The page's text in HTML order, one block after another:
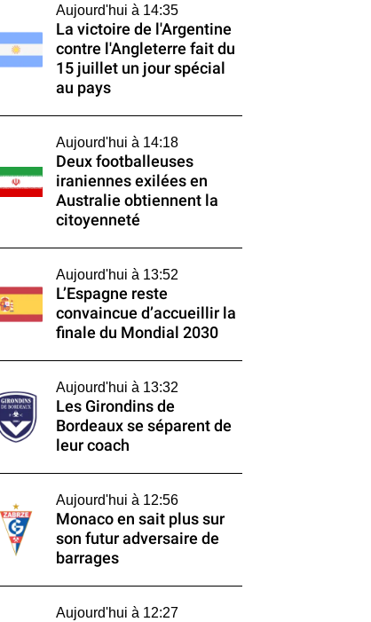
Aujourd'hui à 14:35
La victoire de l'Argentine
contre l'Angleterre fait du
15 juillet un jour spécial
au pays
Aujourd'hui à 14:18
Deux footballeuses
iraniennes exilées en
Australie obtiennent la
citoyenneté
Aujourd'hui à 13:52
L’Espagne reste
convaincue d’accueillir la
finale du Mondial 2030
Aujourd'hui à 13:32
Les Girondins de
Bordeaux se séparent de
leur coach
Aujourd'hui à 12:56
Monaco en sait plus sur
son futur adversaire de
barrages
Aujourd'hui à 12:27